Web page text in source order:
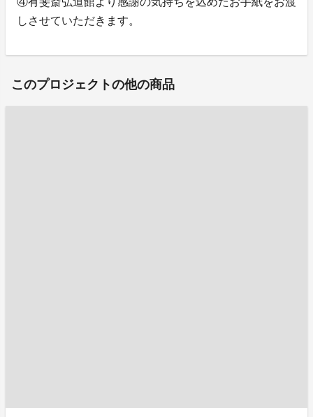
しさせていただきます。
このプロジェクトの他の商品